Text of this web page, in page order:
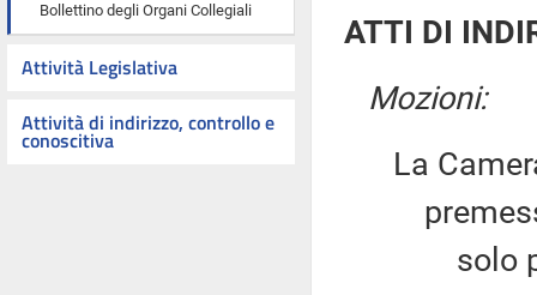
Bollettino degli Organi Collegiali
Attività Legislativa
Attività di indirizzo, controllo e
conoscitiva
ATTI DI
Mozioni:
La
solo